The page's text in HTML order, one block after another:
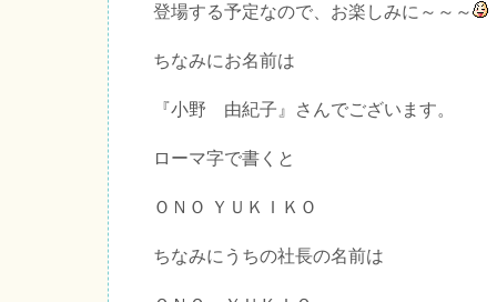
登場する予定なので、お楽しみに～～～
ちなみにお名前は
『小野 由紀子』さんでございます。
ローマ字で書くと
ＯＮＯ ＹＵＫＩＫＯ
ちなみにうちの社長の名前は